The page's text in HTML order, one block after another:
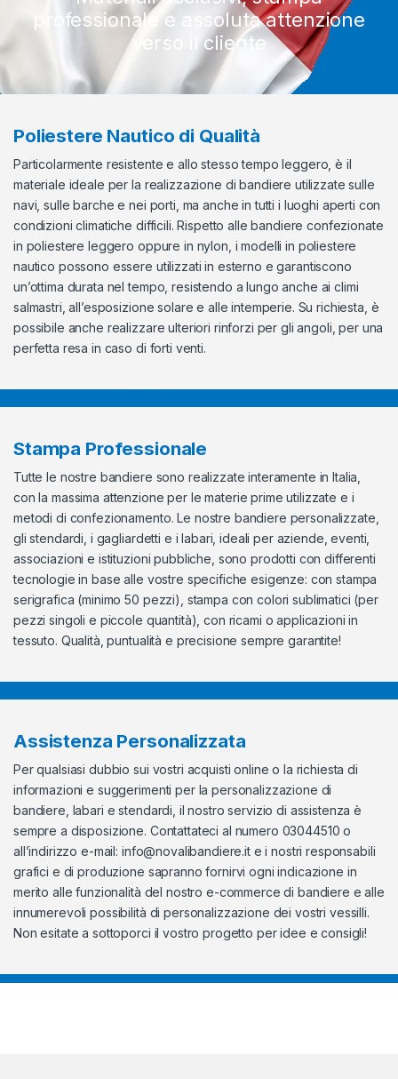
professionale e assoluta attenzione
verso il cliente
Poliestere Nautico di Qualità
Particolarmente resistente e allo stesso tempo leggero, è il
materiale ideale per la realizzazione di bandiere utilizzate sulle
navi, sulle barche e nei porti, ma anche in tutti i luoghi aperti con
condizioni climatiche difficili. Rispetto alle bandiere confezionate
in poliestere leggero oppure in nylon, i modelli in poliestere
nautico possono essere utilizzati in esterno e garantiscono
un’ottima durata nel tempo, resistendo a lungo anche ai climi
salmastri, all’esposizione solare e alle intemperie. Su richiesta, è
possibile anche realizzare ulteriori rinforzi per gli angoli, per una
perfetta resa in caso di forti venti.
Stampa Professionale
Tutte le nostre bandiere sono realizzate interamente in Italia,
con la massima attenzione per le materie prime utilizzate e i
metodi di confezionamento. Le nostre bandiere personalizzate,
gli stendardi, i gagliardetti e i labari, ideali per aziende, eventi,
associazioni e istituzioni pubbliche, sono prodotti con differenti
tecnologie in base alle vostre specifiche esigenze: con stampa
serigrafica (minimo 50 pezzi), stampa con colori sublimatici (per
pezzi singoli e piccole quantità), con ricami o applicazioni in
tessuto. Qualità, puntualità e precisione sempre garantite!
Assistenza Personalizzata
Per qualsiasi dubbio sui vostri acquisti online o la richiesta di
informazioni e suggerimenti per la personalizzazione di
bandiere, labari e stendardi, il nostro servizio di assistenza è
sempre a disposizione. Contattateci al numero 03044510 o
all’indirizzo e-mail: info@novalibandiere.ite i nostri responsabili
grafici e di produzione sapranno fornirvi ogni indicazione in
merito alle funzionalità del nostro e-commerce di bandiere e alle
innumerevoli possibilità di personalizzazione dei vostri vessilli.
Non esitate a sottoporci il vostro progetto per idee e consigli!